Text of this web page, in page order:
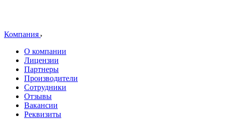
Компания
О компании
Лицензии
Партнеры
Производители
Сотрудники
Отзывы
Вакансии
Реквизиты